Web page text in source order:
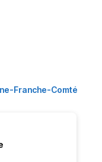
Franche-Comté